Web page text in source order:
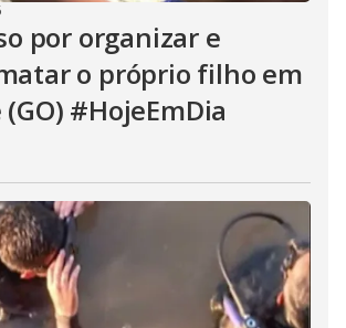
por organizar e
o próprio filho em
#HojeEmDia